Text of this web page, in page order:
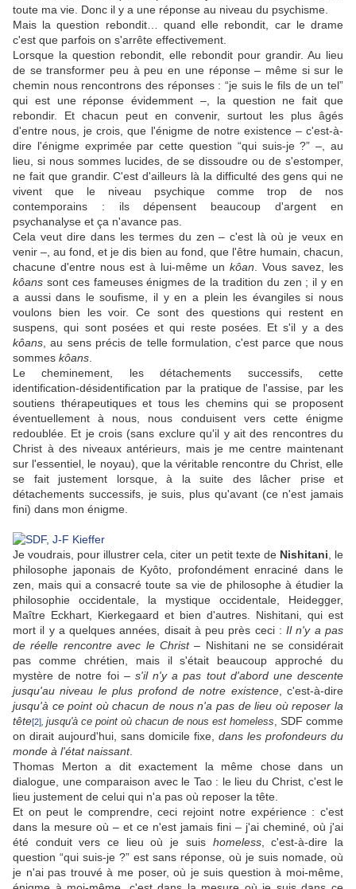
toute ma vie. Donc il y a une réponse au niveau du psychisme.
Mais la question rebondit… quand elle rebondit, car le drame
c'est que parfois on s'arrête effectivement.
Lorsque la question rebondit, elle rebondit pour grandir. Au lieu
de se transformer peu à peu en une réponse – même si sur le
chemin nous rencontrons des réponses : “je suis le fils de un tel”
qui est une réponse évidemment –, la question ne fait que
rebondir. Et chacun peut en convenir, surtout les plus âgés
d'entre nous, je crois, que l'énigme de notre existence – c'est-à-
dire l'énigme exprimée par cette question “qui suis-je ?” –, au
lieu, si nous sommes lucides, de se dissoudre ou de s'estomper,
ne fait que grandir. C'est d'ailleurs là la difficulté des gens qui ne
vivent que le niveau psychique comme trop de nos
contemporains : ils dépensent beaucoup d'argent en
psychanalyse et ça n'avance pas.
Cela veut dire dans les termes du zen – c'est là où je veux en
venir –, au fond, et je dis bien au fond, que l'être humain, chacun,
chacune d'entre nous est à lui-même un kôan . Vous savez, les
kôans sont ces fameuses énigmes de la tradition du zen ; il y en
a aussi dans le soufisme, il y en a plein les évangiles si nous
voulons bien les voir. Ce sont des questions qui restent en
suspens, qui sont posées et qui reste posées. Et s'il y a des
kôans , au sens précis de telle formulation, c'est parce que nous
sommes kôans
Le cheminement, les détachements successifs, cette
identification-désidentification par la pratique de l'assise, par les
soutiens thérapeutiques et tous les chemins qui se proposent
éventuellement à nous, nous conduisent vers cette énigme
redoublée. Et je crois (sans exclure qu'il y ait des rencontres du
Christ à des niveaux antérieurs, mais je me centre maintenant
sur l'essentiel, le noyau), que la véritable rencontre du Christ, elle
se fait justement lorsque, à la suite des lâcher prise et
détachements successifs, je suis, plus qu'avant (ce n'est jamais
fini) dans mon énigme.
Je voudrais, pour illustrer cela, citer un petit texte de Nishitani , le
philosophe japonais de Kyôto, profondément enraciné dans le
zen, mais qui a consacré toute sa vie de philosophe à étudier la
philosophie occidentale, la mystique occidentale, Heidegger,
Maître Eckhart, Kierkegaard et bien d'autres. Nishitani, qui est
mort il y a quelques années, disait à peu près ceci :Il n'y a pas
de réelle rencontre avec le Christ– Nishitani ne se considérait
pas comme chrétien, mais il s'était beaucoup approché du
mystère de notre foi – s'il n'y a pas tout d'abord une descente
jusqu'au niveau le plus profond de notre existence, c'est-à-dire
jusqu'à ce point où chacun de nous n'a pas de lieu où reposer la
tête[2] ,jusqu'à ce point où chacun de nous est homeless, SDF comme
on dirait aujourd'hui, sans domicile fixe, dans les profondeurs du
monde à l'état naissant.
Thomas Merton a dit exactement la même chose dans un
dialogue, une comparaison avec le Tao : le lieu du Christ, c'est le
lieu justement de celui qui n'a pas où reposer la tête.
Et on peut le comprendre, ceci rejoint notre expérience : c'est
dans la mesure où – et ce n'est jamais fini – j'ai cheminé, où j'ai
été conduit vers ce lieu où je suis homeless, c'est-à-dire la
question “qui suis-je ?” est sans réponse, où je suis nomade, où
je n'ai pas trouvé à me poser, où je suis question à moi-même,